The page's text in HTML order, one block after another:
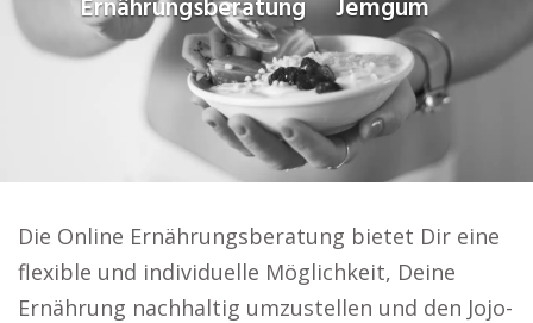
Ernährungsberatung Jemgum
Die Online Ernährungsberatung bietet Dir eine
flexible und individuelle Möglichkeit, Deine
Ernährung nachhaltig umzustellen und den Jojo-